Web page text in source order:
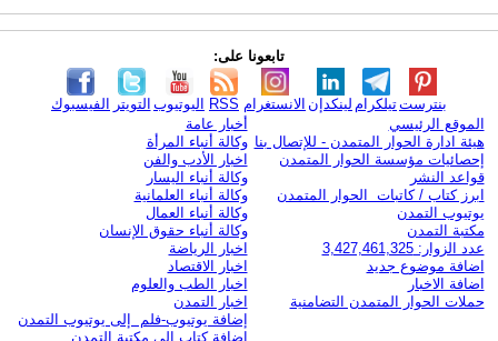
تابعونا على:
الفيسبوك التويتر اليوتيوب RSS الانستغرام لينكدإن تيلكرامبنترست
الموقع الرئيسي
هيئة ادارة الحوار المتمدن - للإتصال بنا
إحصائيات مؤسسة الحوار المتمدن
قواعد النشر
ابرز كتاب / كاتبات الحوار المتمدن
يوتيوب التمدن
مكتبة التمدن
عدد الزوار: 3,427,461,325
اضافة موضوع جديد
اضافة الاخبار
حملات الحوار المتمدن التضامنية
أخبار عامة
وكالة أنباء المرأة
اخبار الأدب والفن
وكالة أنباء اليسار
وكالة أنباء العلمانية
وكالة أنباء العمال
وكالة أنباء حقوق الإنسان
اخبار الرياضة
اخبار الاقتصاد
اخبار الطب والعلوم
اخبار التمدن
إضافة يوتيوب-فلم إلى يوتيوب التمدن
إضافة كتاب إلى مكتبة التمدن